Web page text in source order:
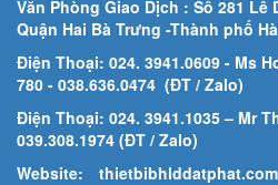
Văn Phòng Giao Dịch : Số 281
Quận Hai Bà Trưng -Thành phố
Điện Thoại: 024. 3941.0609 - Ms
780 - 038.636.0474 (ĐT / Zalo)
Điện Thoại: 024. 3941.1035 – Mr
039.308.1974 (ĐT / Zalo)
Website:
thietbibhlddatphat.com